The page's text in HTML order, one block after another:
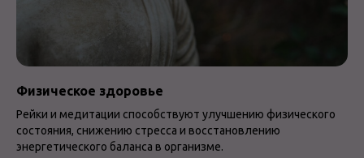
Физическое здоровье
Рейки и медитации способствуют улучшению физического
состояния, снижению стресса и восстановлению
энергетического баланса в организме.